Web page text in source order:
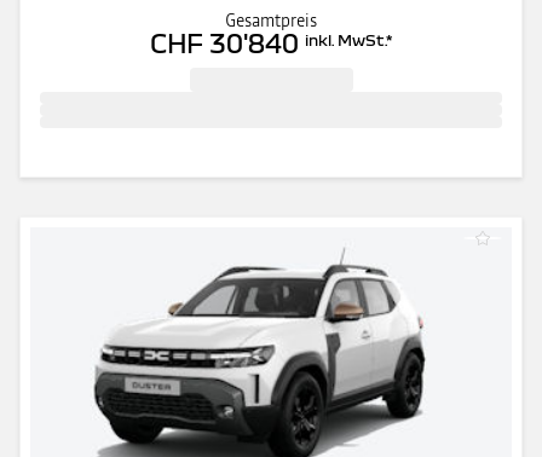
Gesamtpreis
CHF 30'840 inkl. MwSt.*